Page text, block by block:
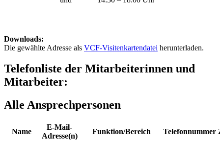
Downloads:
Die gewählte Adresse als VCF-Visitenkartendatei herunterladen.
Telefonliste der Mitarbeiterinnen und
Mitarbeiter:
Alle Ansprechpersonen
Name
E-Mail-
Adresse(n)
Funktion/Bereich Telefonnummer